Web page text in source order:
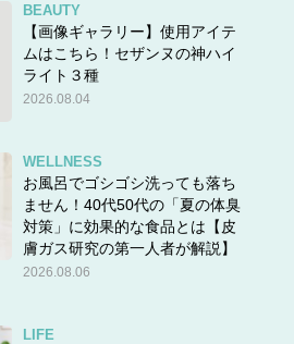
BEAUTY
【画像ギャラリー】使用アイテ
ムはこちら！セザンヌの神ハイ
ライト３種
2026.08.04
WELLNESS
お風呂でゴシゴシ洗っても落ち
ません！40代50代の「夏の体臭
対策」に効果的な食品とは【皮
膚ガス研究の第一人者が解説】
2026.08.06
LIFE